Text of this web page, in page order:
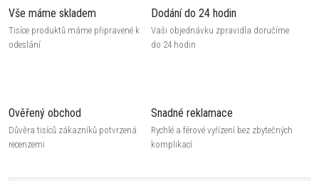
Vše máme skladem
Tisíce produktů máme připravené k
odeslání
Dodání do 24 hodin
Vaši objednávku zpravidla doručíme
do 24 hodin
Ověřený obchod
Důvěra tisíců zákazníků potvrzená
recenzemi
Snadné reklamace
Rychlé a férové vyřízení bez zbytečných
komplikací